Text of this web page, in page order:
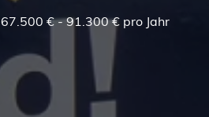
67.500 € - 91.300 € pro Jahr